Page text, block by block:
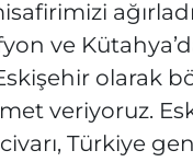
ve
olarak
veriyoruz.
Türkiye